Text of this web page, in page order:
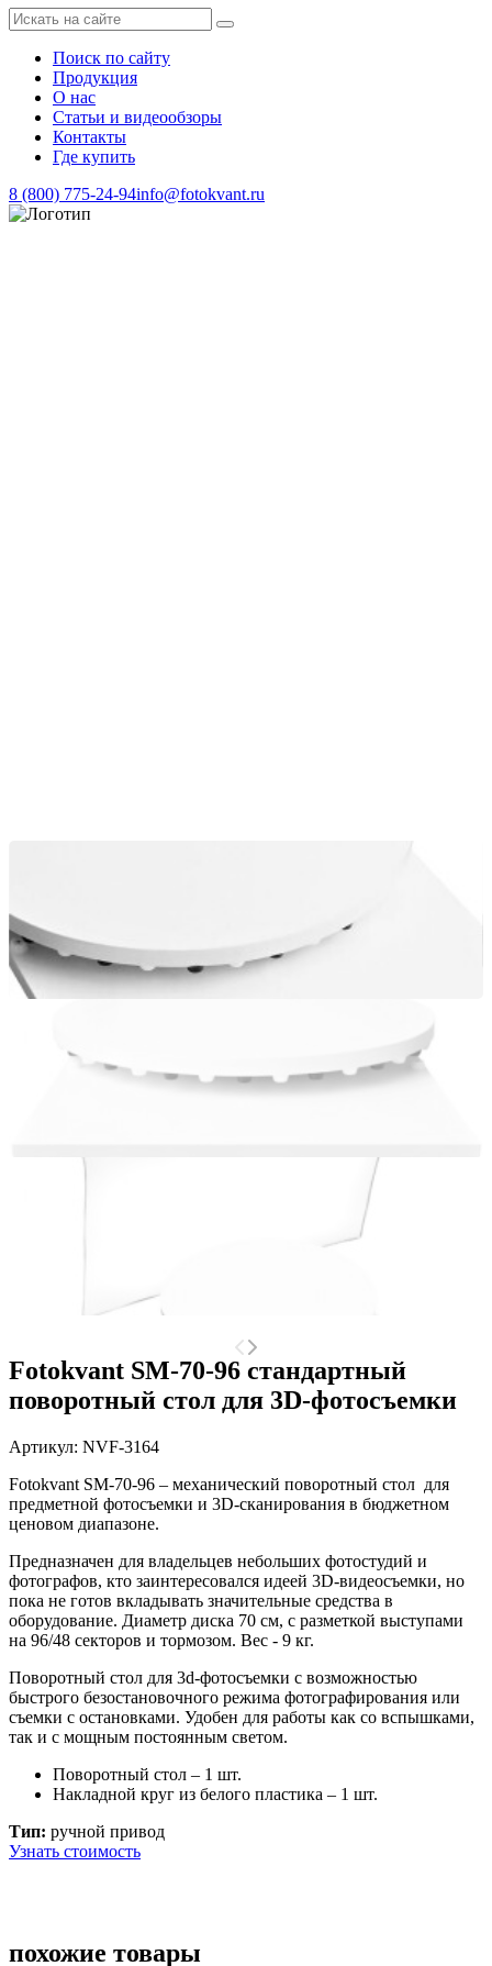
Поиск по сайту
Продукция
О нас
Статьи и видеообзоры
Контакты
Где купить
8 (800) 775-24-94info@fotokvant.ru
Fotokvant SM-70-96 стандартный
поворотный стол для 3D-фотосъемки
Артикул: NVF-3164
Fotokvant SM-70-96 – механический поворотный стол для
предметной фотосъемки и 3D-сканирования в бюджетном
ценовом диапазоне.
Предназначен для владельцев небольших фотостудий и
фотографов, кто заинтересовался идеей 3D-видеосъемки, но
пока не готов вкладывать значительные средства в
оборудование. Диаметр диска 70 см, с разметкой выступами
на 96/48 секторов и тормозом. Вес - 9 кг.
Поворотный стол для 3d-фотосъемки с возможностью
быстрого безостановочного режима фотографирования или
съемки с остановками. Удобен для работы как со вспышками,
так и с мощным постоянным светом.
Поворотный стол – 1 шт.
Накладной круг из белого пластика – 1 шт.
Тип: ручной привод
Узнать стоимость
похожие товары